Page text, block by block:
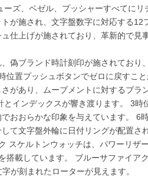
ズ、ベゼル、プッシャーすべてにリ
が施され、文字盤数字に対応する12
仕上げが施されており、革新的で見
偽ブランド時計刻印が施されており
置プッシュボタンでゼロに戻すこと
があり、ムーブメントに対するブラ
インデックスが響き渡ります。 3時
おおらかな印象を与えています。 6
て文字盤外輪に日付リングが配置さ
スケルトンウォッチは、パワーリザ
載しています。 ブルーサファイア
が刻まれたローターが見えます。